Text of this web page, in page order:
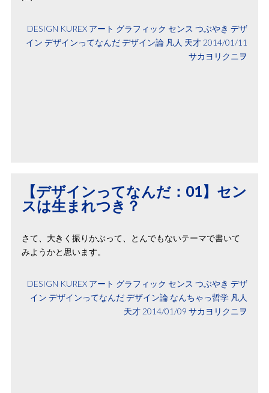
DESIGN KUREX アート グラフィック センス つぶやき デザ
イン デザインってなんだデザイン論 凡人 天才 2014/01/11
サカヨリクニヲ
【デザインってなんだ：01】セン
スは生まれつき？
さて、大きく振りかぶって、とんでもないテーマで書いて
みようかと思います。
DESIGN KUREX アート グラフィック センス つぶやき デザ
イン デザインってなんだデザイン論 なんちゃっ哲学 凡人
天才 2014/01/09 サカヨリクニヲ